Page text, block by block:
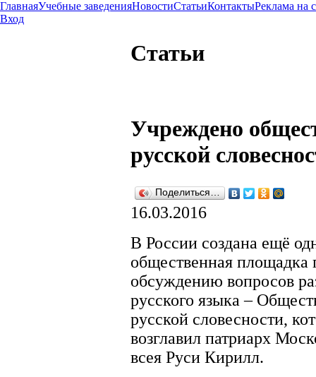
ГлавнаяУчебные заведенияНовостиСтатьиКонтактыРеклама на
Вход
Статьи
Учреждено
русской
Поделиться…
16.03.2016
В России создана ещё
общественная площадка
обсуждению вопросов
русского языка –
русской словесности,
возглавил патриарх
всея Руси Кирилл.